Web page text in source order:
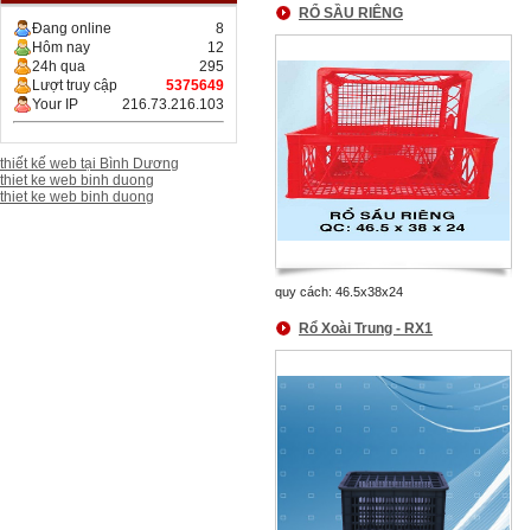
Đang online
8
Hôm nay
12
24h qua
295
Lượt truy cập
5375649
Your IP
216.73.216.103
thiết kế web tại Bình Dương
thiet ke web binh duong
thiet ke web binh duong
RỔ SẦU RIÊNG
quy cách: 46.5x38x24
Rổ Xoài Trung - RX1